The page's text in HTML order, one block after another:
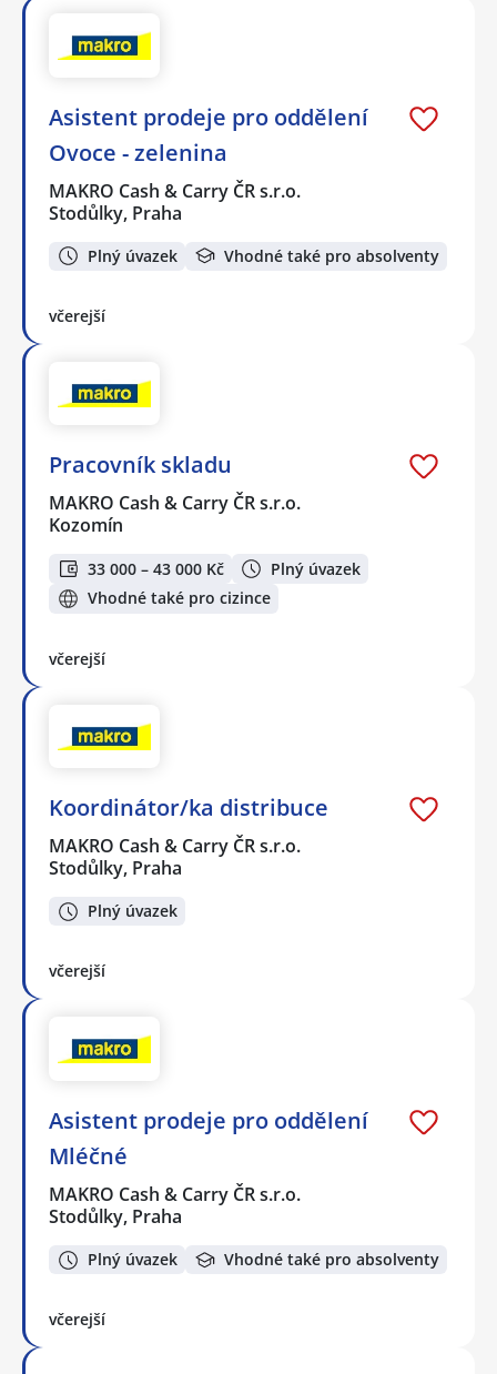
Asistent prodeje pro oddělení
Ovoce - zelenina
MAKRO Cash & Carry ČR s.r.o.
Stodůlky, Praha
Plný úvazek Vhodné také pro absolventy
včerejší
Pracovník skladu
MAKRO Cash & Carry ČR s.r.o.
Kozomín
33 000 – 43 000 Kč
Plný úvazek
Vhodné také pro cizince
včerejší
Koordinátor/ka distribuce
MAKRO Cash & Carry ČR s.r.o.
Stodůlky, Praha
Plný úvazek
včerejší
Asistent prodeje pro oddělení
Mléčné
MAKRO Cash & Carry ČR s.r.o.
Stodůlky, Praha
Plný úvazek Vhodné také pro absolventy
včerejší